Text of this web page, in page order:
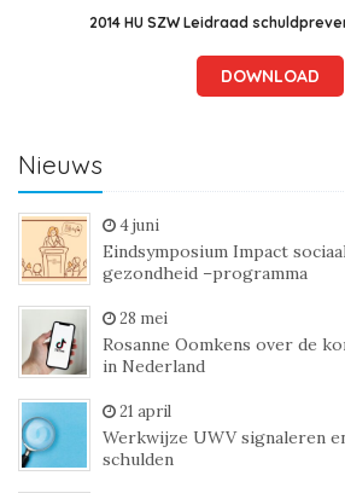
2014 HU SZW Leidraad
DOWNLOAD
Nieuws
4 juni
Eindsymposium Impact
gezondheid –programma
28 mei
Rosanne Oomkens over de
in Nederland
21 april
Werkwijze UWV signaleren
schulden